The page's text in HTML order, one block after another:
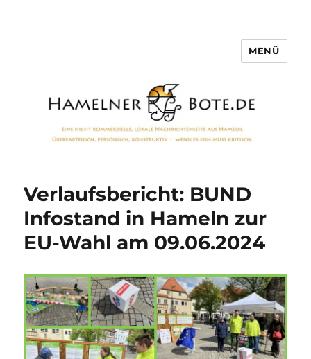
MENÜ
Verlaufsbericht: BUND
Infostand in Hameln zur
EU-Wahl am 09.06.2024